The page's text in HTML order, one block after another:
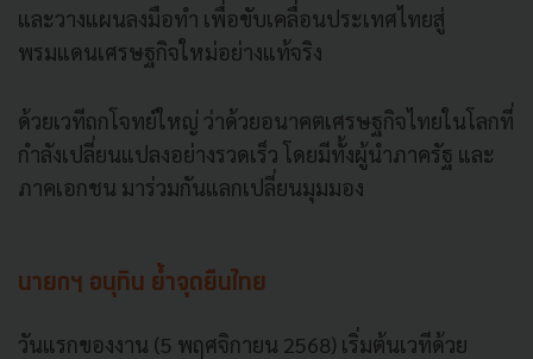
และวางแผนลงมือทำ เพื่อขับเคลื่อนประเทศไทยสู่
พรมแดนเศรษฐกิจใหม่อย่างแท้จริง
ด้วยเวทีถกโจทย์ใหญ่ ว่าด้วยอนาคตเศรษฐกิจไทยในโลกที่
กำลังเปลี่ยนแปลงอย่างรวดเร็ว โดยมีทั้งผู้นำภาครัฐ และ
ภาคเอกชน มาร่วมกันแลกเปลี่ยนมุมมอง
นายกฯ อนุทิน ย้ำจุดยืนไทย
วันแรกของงาน (5 พฤศจิกายน 2568) เริ่มต้นเวทีด้วย